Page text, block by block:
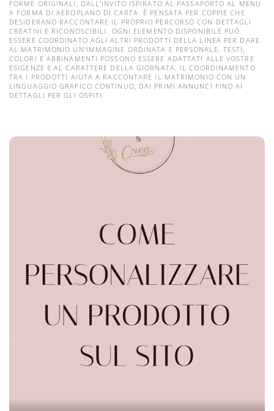
FORME ORIGINALI, DALL’INVITO ISPIRATO AL PASSAPORTO AL MENU
A FORMA DI AEROPLANO DI CARTA. È PENSATA PER COPPIE CHE
DESIDERANO RACCONTARE IL PROPRIO PERCORSO CON DETTAGLI
CREATIVI E RICONOSCIBILI. OGNI ELEMENTO DISPONIBILE PUÒ
ESSERE COORDINATO AGLI ALTRI PRODOTTI DELLA LINEA PER DARE
AL MATRIMONIO UN’IMMAGINE ORDINATA E PERSONALE. TESTI,
COLORI E ABBINAMENTI POSSONO ESSERE ADATTATI ALLE VOSTRE
ESIGENZE E AL CARATTERE DELLA GIORNATA. IL COORDINAMENTO
TRA I PRODOTTI AIUTA A RACCONTARE IL MATRIMONIO CON UN
LINGUAGGIO GRAFICO CONTINUO, DAI PRIMI ANNUNCI FINO AI
DETTAGLI PER GLI OSPITI.